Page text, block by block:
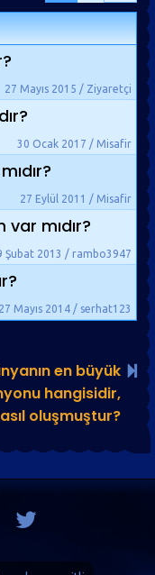
27 Mayıs 2015 / Ziyaretçi
30 Ocak 2017 / Misafir
27 Eylül 2011 / Misafir
mıdır?
Şubat 2013 / rambo3947
27 Mayıs 2014 / serhat123
en büyük
hangisidir,
oluşmuştur?